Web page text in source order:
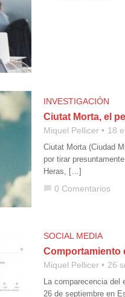
INVESTIGACIÓN
Ciutat Morta, el
Miquel Pellicer 18
Ciutat Morta (Ciudad
por tirar
Heras, […]
chat_bubble 0 Comentarios
SOCIAL MEDIA
Comportamiento
Miquel Pellicer 26
La comparecencia del
26 de septiembre en